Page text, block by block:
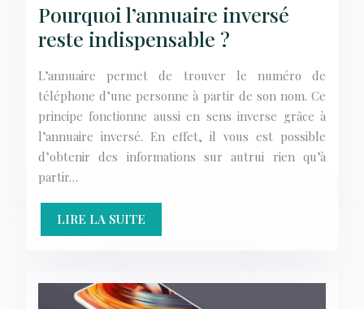
Pourquoi l’annuaire inversé
reste indispensable ?
L’annuaire permet de trouver le numéro de
téléphone d’une personne à partir de son nom. Ce
principe fonctionne aussi en sens inverse grâce à
l’annuaire inversé. En effet, il vous est possible
d’obtenir des informations sur autrui rien qu’à
partir…
LIRE LA SUITE